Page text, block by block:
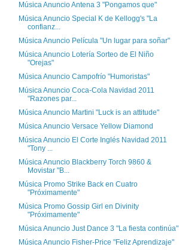
Música Anuncio Antena 3 "Pongamos que"
Música Anuncio Special K de Kellogg's "La
confianz...
Música Anuncio Película "Un lugar para soñar"
Música Anuncio Lotería Sorteo de El Niño
"Orejas"
Música Anuncio Campofrío "Humoristas"
Música Anuncio Coca-Cola Navidad 2011
"Razones par...
Música Anuncio Martini "Luck is an attitude"
Música Anuncio Versace Yellow Diamond
Música Anuncio El Corte Inglés Navidad 2011
"Tony ...
Música Anuncio Blackberry Torch 9860 &
Movistar "B...
Música Promo Strike Back en Cuatro
"Próximamente"
Música Promo Gossip Girl en Divinity
"Próximamente"
Música Anuncio Just Dance 3 "La fiesta continúa"
Música Anuncio Fisher-Price "Feliz Aprendizaje"